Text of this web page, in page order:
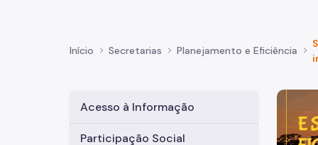
Início Secretarias Planejamento e Eficiência
Acesso à Informação
Participação Social